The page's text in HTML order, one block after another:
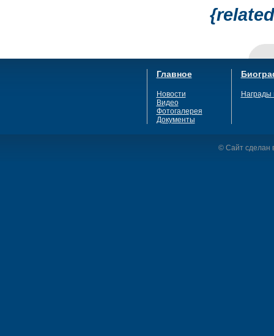
Главное
Новости
Видео
Фотогалерея
Документы
Награды
© Сайт сделан